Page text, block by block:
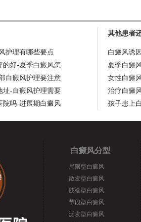
护理有哪些要点
的好-夏季白癜风怎
白癜风护理要注意
址-白癜风护理需要
院吗-进展期白癜风
其他患者
白癜风诱
夏季白癜
女性白癜
治疗白癜
孩子患上
白癜风分型
局限型白癜风
散发型白癜风
肢端型白癜风
节段型白癜风
泛发型白癜风